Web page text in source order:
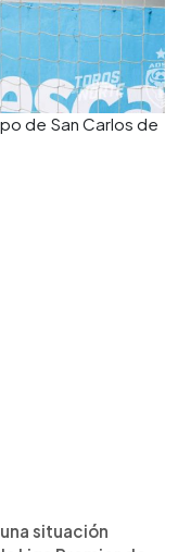
de San Carlos de
situación